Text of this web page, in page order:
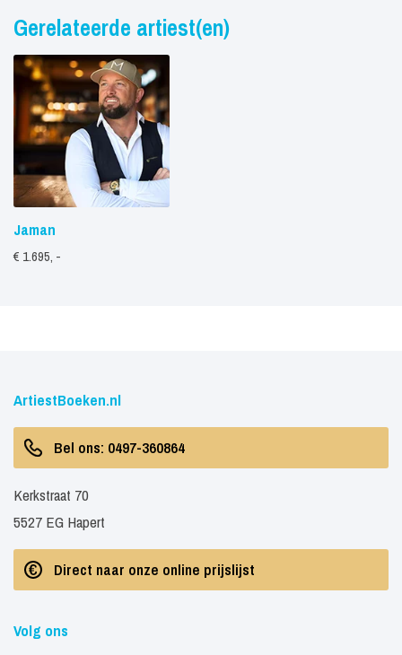
Gerelateerde artiest(en)
Jaman
€ 1.695, -
ArtiestBoeken.nl
Bel ons: 0497-360864
Kerkstraat 70
5527 EG Hapert
Direct naar onze online prijslijst
Volg ons